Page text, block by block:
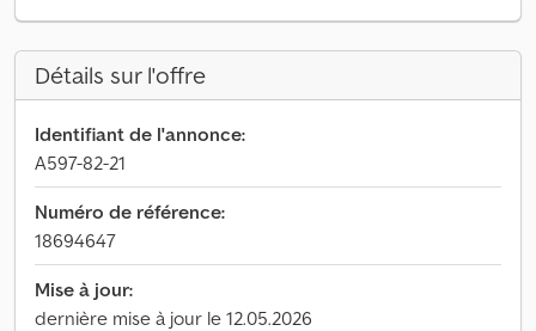
Détails sur l'offre
Identifiant de l'annonce:
A597-82-21
Numéro de référence:
18694647
Mise à jour:
dernière mise à jour le 12.05.2026